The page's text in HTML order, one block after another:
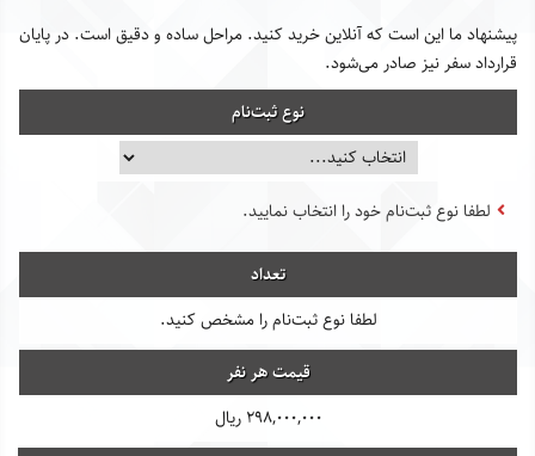
پیشنهاد ما این است که آنلاین خرید کنید. مراحل ساده و دقیق است. در پایان
قرارداد سفر نیز صادر می‌شود.
نوع ثبت‌نام
لطفا نوع ثبت‌نام خود را انتخاب نمایید.
تعداد
لطفا نوع ثبت‌نام را مشخص کنید.
قیمت هر نفر
298,000,000 ریال